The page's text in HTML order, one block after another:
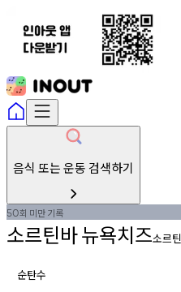
음식 또는 운동 검색하기
50회 미만기록
소르틴바뉴욕치즈소르틴
순탄수